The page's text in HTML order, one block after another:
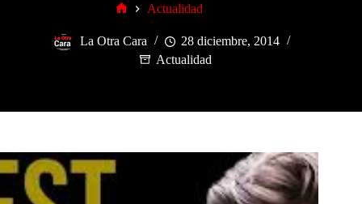
Actualidad
La Otra Cara
28 diciembre, 2014
Actualidad